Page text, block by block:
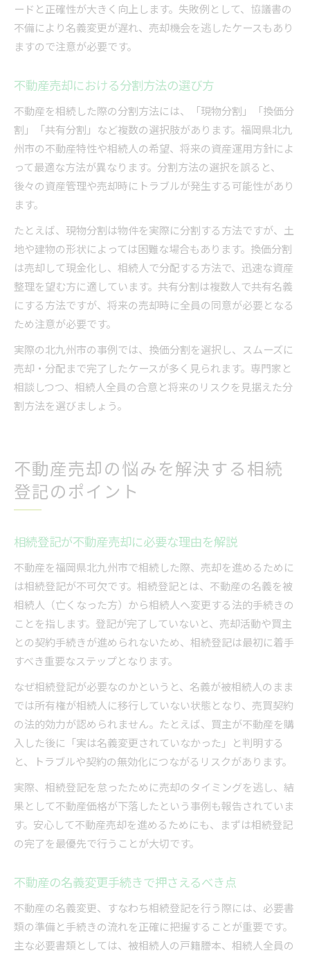
ードと正確性が大きく向上します。失敗例として、協議書の
不備により名義変更が遅れ、売却機会を逃したケースもあり
ますので注意が必要です。
不動産売却における分割方法の選び方
不動産を相続した際の分割方法には、「現物分割」「換価分
割」「共有分割」など複数の選択肢があります。福岡県北九
州市の不動産特性や相続人の希望、将来の資産運用方針によ
って最適な方法が異なります。分割方法の選択を誤ると、
後々の資産管理や売却時にトラブルが発生する可能性があり
ます。
たとえば、現物分割は物件を実際に分割する方法ですが、土
地や建物の形状によっては困難な場合もあります。換価分割
は売却して現金化し、相続人で分配する方法で、迅速な資産
整理を望む方に適しています。共有分割は複数人で共有名義
にする方法ですが、将来の売却時に全員の同意が必要となる
ため注意が必要です。
実際の北九州市の事例では、換価分割を選択し、スムーズに
売却・分配まで完了したケースが多く見られます。専門家と
相談しつつ、相続人全員の合意と将来のリスクを見据えた分
割方法を選びましょう。
不動産売却の悩みを解決する相続
登記のポイント
相続登記が不動産売却に必要な理由を解説
不動産を福岡県北九州市で相続した際、売却を進めるために
は相続登記が不可欠です。相続登記とは、不動産の名義を被
相続人（亡くなった方）から相続人へ変更する法的手続きの
ことを指します。登記が完了していないと、売却活動や買主
との契約手続きが進められないため、相続登記は最初に着手
すべき重要なステップとなります。
なぜ相続登記が必要なのかというと、名義が被相続人のまま
では所有権が相続人に移行していない状態となり、売買契約
の法的効力が認められません。たとえば、買主が不動産を購
入した後に「実は名義変更されていなかった」と判明する
と、トラブルや契約の無効化につながるリスクがあります。
実際、相続登記を怠ったために売却のタイミングを逃し、結
果として不動産価格が下落したという事例も報告されていま
す。安心して不動産売却を進めるためにも、まずは相続登記
の完了を最優先で行うことが大切です。
不動産の名義変更手続きで押さえるべき点
不動産の名義変更、すなわち相続登記を行う際には、必要書
類の準備と手続きの流れを正確に把握することが重要です。
主な必要書類としては、被相続人の戸籍謄本、相続人全員の